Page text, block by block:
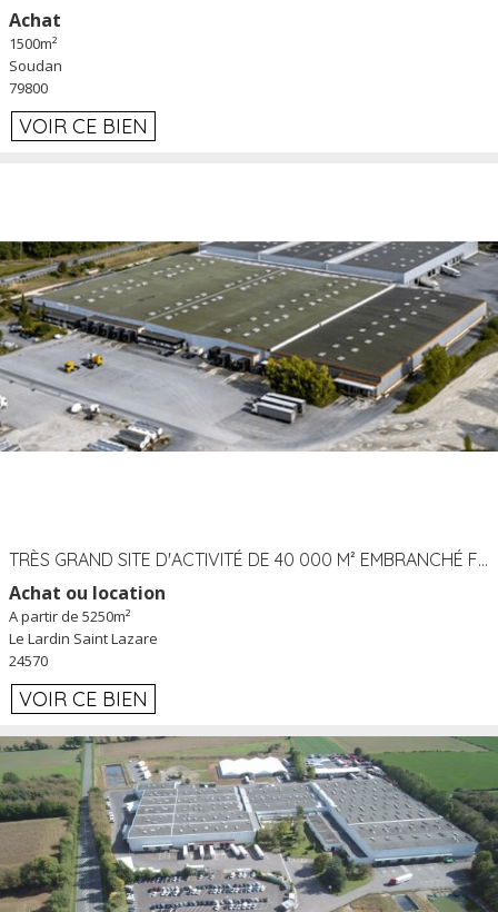
Achat
1500m²
Soudan
79800
VOIR CE BIEN
TRÈS GRAND SITE D'ACTIVITÉ DE 40 000 M² EMBRANCHÉ FER AU LARDIN SAINT LAZARE (24) PROCHE A89 À LOUER
Achat ou location
A partir de 5250m²
Le Lardin Saint Lazare
24570
VOIR CE BIEN